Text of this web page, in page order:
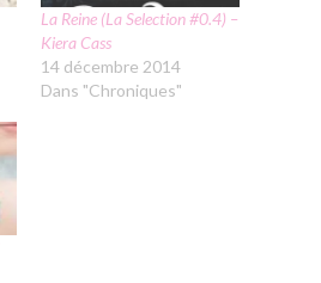
La Reine (La Selection #0.4) –
Kiera Cass
14 décembre 2014
Dans "Chroniques"